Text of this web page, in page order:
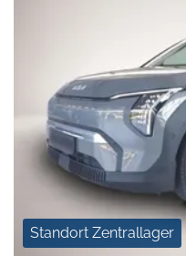
Standort Zentrallager